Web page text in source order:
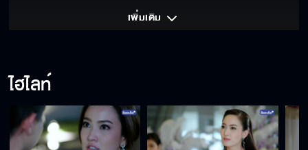
แม่เห็นแก่ตัวเกินไป
ขอใช้เวลาที่เหลือให้มีความสุข
เพิ่มเติม
ไฮไลท์